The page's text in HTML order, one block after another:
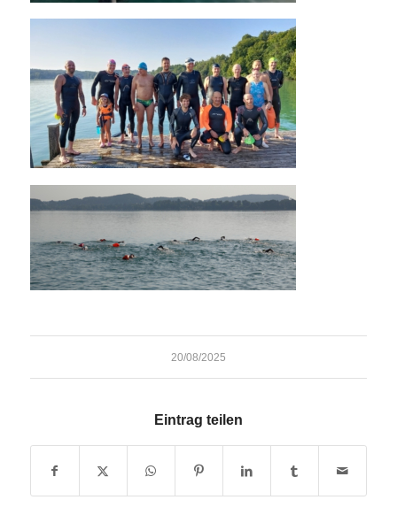
20/08/2025
Eintrag teilen